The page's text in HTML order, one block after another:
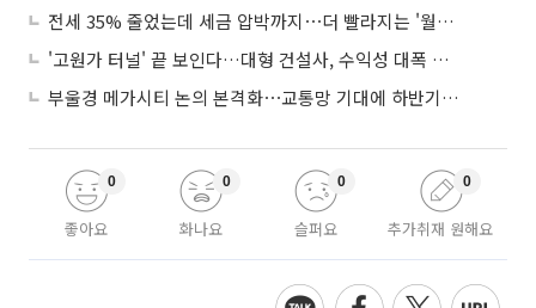
전세 35% 줄었는데 세금 압박까지⋯더 빨라지는 '월세화'
'고원가 터널' 끝 보인다…대형 건설사, 수익성 대폭 개선
부울경 메가시티 논의 본격화⋯교통망 기대에 하반기 분양시장 '주목'
좋아요
0
화나요
0
슬퍼요
0
추가취재 원해요
0